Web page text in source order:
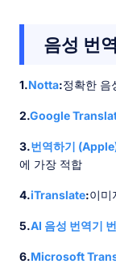
음성 번
1.Notta:정확한 음
2.Google
3.번역하기
에 가장 적합
4.iTranslate:이미
5.AI 음성 번역기
6.Microsoft